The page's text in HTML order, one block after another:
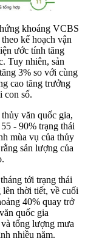
khoáng VCBS
kế hoạch vận
ước tính tăng
Tuy nhiên, sản
3% so với cùng
cao tăng trưởng
con số.
văn quốc gia,
- 90% trạng thái
mùa vụ của thủy
sản lượng của
tới trạng thái
lên thời tiết, về cuối
40% quay trở
quốc gia
tổng lượng mưa
nhiều năm.